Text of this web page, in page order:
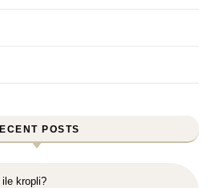
POSTS
kropli?